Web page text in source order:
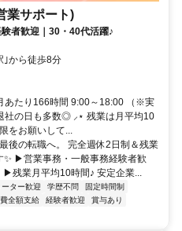
業サポート)
者歓迎｜30・40代活躍♪
｣から徒歩8分
あたり166時間 9:00～18:00 （※実
社の日も多数◎ ⸝⋆ 残業は月平均10
をお願いして...
後の転職へ。 完全週休2日制＆残業
✨ ▶営業事務・一般事務経験者歓
残業月平均10時間♪ 安定企業...
ーター歓迎 学歴不問
固定時間制
全額支給 経験者歓迎
賞与あり